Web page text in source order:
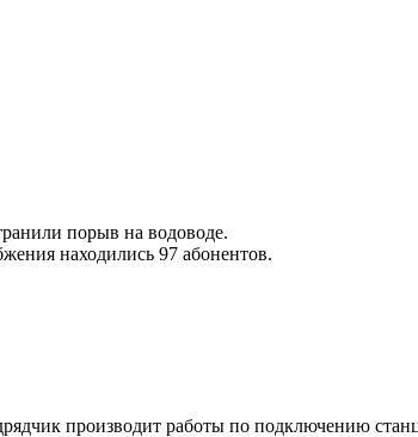
порыв на водоводе.
находились 97 абонентов.
производит работы по подключению